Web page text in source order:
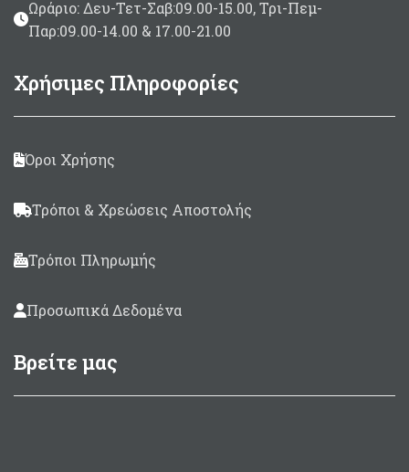
Ωράριο: Δευ-Τετ-Σαβ:09.00-15.00, Τρι-Πεμ-
Παρ:09.00-14.00 & 17.00-21.00
Χρήσιμες Πληροφορίες
Όροι Χρήσης
Τρόποι & Χρεώσεις Αποστολής
Τρόποι Πληρωμής
Προσωπικά Δεδομένα
Βρείτε μας